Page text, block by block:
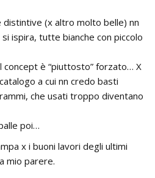
distintive (x altro molto belle) nn
ispira, tutte bianche con piccolo
concept è “piuttosto” forzato… X
a cui nn credo basti
che usati troppo diventano
poi…
x i buoni lavori degli ultimi
mio parere.